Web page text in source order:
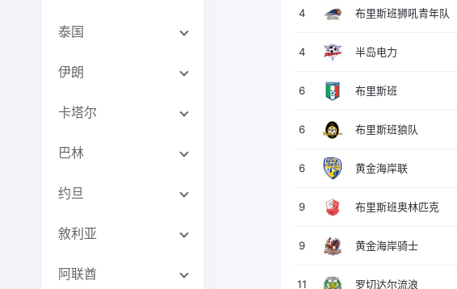
泰国
伊朗
卡塔尔
巴林
约旦
敘利亚
阿联酋
4 布里斯班狮吼青年队
4 半岛电力
6 布里斯班
6 布里斯班狼队
6 黄金海岸联
9 布里斯班奥林匹克
9 黄金海岸骑士
11 罗切达尔流浪